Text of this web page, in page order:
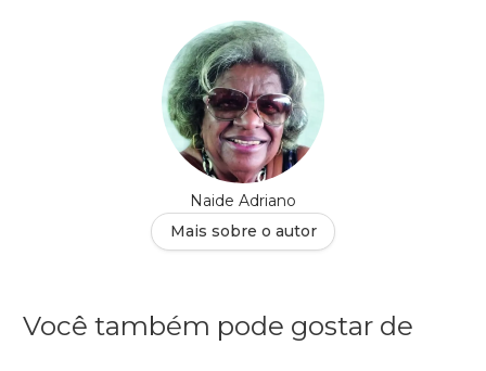
Naide Adriano
Mais sobre o autor
Você também pode gostar de